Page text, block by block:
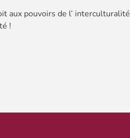
aux pouvoirs de l’ interculturalité
!